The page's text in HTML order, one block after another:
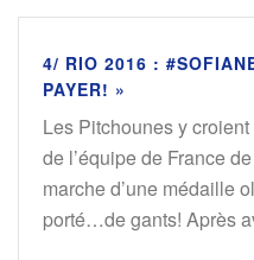
4/ RIO 2016 :
PAYER! »
Les Pitchounes y
de l’équipe de France
marche d’une médaille
porté…de gants! Après